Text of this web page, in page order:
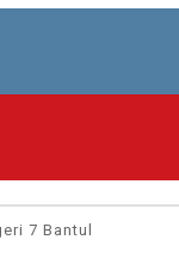
7 Bantul